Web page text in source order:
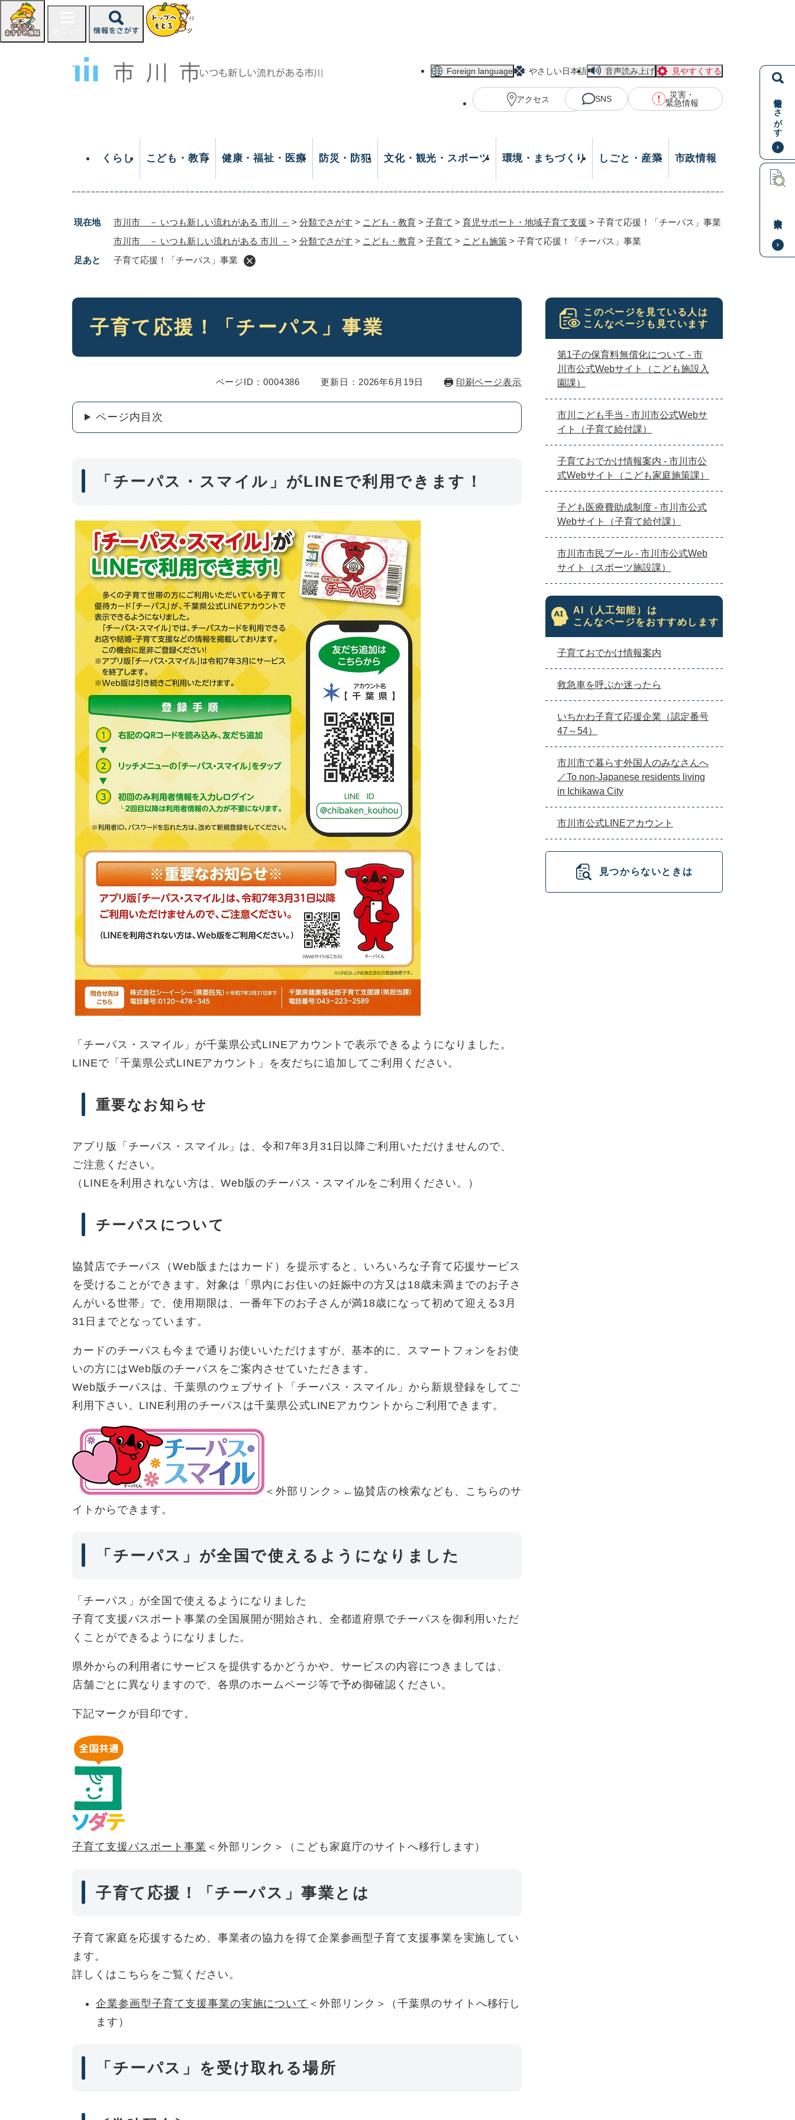
ジ
情報をさがす
Foreign language やさしい日本語 音声読み上げ 見やすくする
アクセス SNS
災害・
緊急情報
くらし こども・教育 健康・福祉・医療 防災・防犯 文化・観光・スポーツ 環境・まちづくり しごと・産業 市政情報
現在地 市川市 － いつも新しい流れがある 市川 － > 分類でさがす > こども・教育 > 子育て > 育児サポート・地域子育て支援 > 子育て応援！「チーパス」事業
市川市 － いつも新しい流れがある 市川 － > 分類でさがす > こども・教育 > 子育て > こども施策 > 子育て応援！「チーパス」事業
足あと
子育て応援！「チーパス」事業
本
子育て応援！「チーパス」事業
ページID：0004386 更新日：2026年6月19日 印刷ページ表示
ページ内目次
「チーパス・スマイル」がLINEで利用できます！
「チーパス・スマイル」が千葉県公式LINEアカウントで表示できるようになりました。
LINEで「千葉県公式LINEアカウント」を友だちに追加してご利用ください。
重要なお知らせ
アプリ版「チーパス・スマイル」は、令和7年3月31日以降ご利用いただけませんので、
ご注意ください。
（LINEを利用されない方は、Web版のチーパス・スマイルをご利用ください。）
チーパスについて
協賛店でチーパス（Web版またはカード）を提示すると、いろいろな子育て応援サービス
を受けることができます。対象は「県内にお住いの妊娠中の方又は18歳未満までのお子さ
んがいる世帯」で、使用期限は、一番年下のお子さんが満18歳になって初めて迎える3月
31日までとなっています。
カードのチーパスも今まで通りお使いいただけますが、基本的に、スマートフォンをお使
いの方にはWeb版のチーパスをご案内させていただきます。
Web版チーパスは、千葉県のウェブサイト「チーパス・スマイル」から新規登録をしてご
利用下さい。LINE利用のチーパスは千葉県公式LINEアカウントからご利用できます。
＜外部リンク＞ ←協賛店の検索なども、こちらのサ
イトからできます。
「チーパス」が全国で使えるようになりました
「チーパス」が全国で使えるようになりました
子育て支援パスポート事業の全国展開が開始され、全都道府県でチーパスを御利用いただ
くことができるようになりました。
県外からの利用者にサービスを提供するかどうかや、サービスの内容につきましては、
店舗ごとに異なりますので、各県のホームページ等で予め御確認ください。
下記マークが目印です。
子育て支援パスポート事業 ＜外部リンク＞ （こども家庭庁のサイトへ移行します）
子育て応援！「チーパス」事業とは
子育て家庭を応援するため、事業者の協力を得て企業参画型子育て支援事業を実施してい
ます。
詳しくはこちらをご覧ください。
企業参画型子育て支援事業の実施について ＜外部リンク＞
（千葉県のサイトへ移行し
ます）
「チーパス」を受け取れる場所
このページを見ている人は
こんなページも見ています
第1子の保育料無償化について - 市
川市公式Webサイト（こども施設入
園課）
市川こども手当 - 市川市公式Webサ
イト（子育て給付課）
子育ておでかけ情報案内 - 市川市公
式Webサイト（こども家庭施策課）
子ども医療費助成制度 - 市川市公式
Webサイト（子育て給付課）
市川市市民プール - 市川市公式Web
サイト（スポーツ施設課）
AI（人工知能）は
こんなページをおすすめします
子育ておでかけ情報案内
救急車を呼ぶか迷ったら
いちかわ子育て応援企業（認定番号
47～54）
市川市で暮らす外国人のみなさんへ
／To non-Japanese residents living
in Ichikawa City
市川市公式LINEアカウント
見つからないときは